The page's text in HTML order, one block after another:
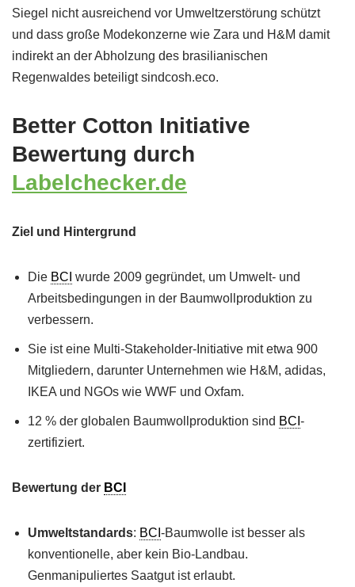
Siegel nicht ausreichend vor Umweltzerstörung schützt
und dass große Modekonzerne wie Zara und H&M damit
indirekt an der Abholzung des brasilianischen
Regenwaldes beteiligt sindcosh.eco.
Better Cotton Initiative
Bewertung durch
Labelchecker.de
Ziel und Hintergrund
Die BCI wurde 2009 gegründet, um Umwelt- und
Arbeitsbedingungen in der Baumwollproduktion zu
verbessern.
Sie ist eine Multi-Stakeholder-Initiative mit etwa 900
Mitgliedern, darunter Unternehmen wie H&M, adidas,
IKEA und NGOs wie WWF und Oxfam.
12 % der globalen Baumwollproduktion sind BCI -
zertifiziert.
Bewertung der BCI
Umweltstandards: BCI -Baumwolle ist besser als
konventionelle, aber kein Bio-Landbau.
Genmanipuliertes Saatgut ist erlaubt.